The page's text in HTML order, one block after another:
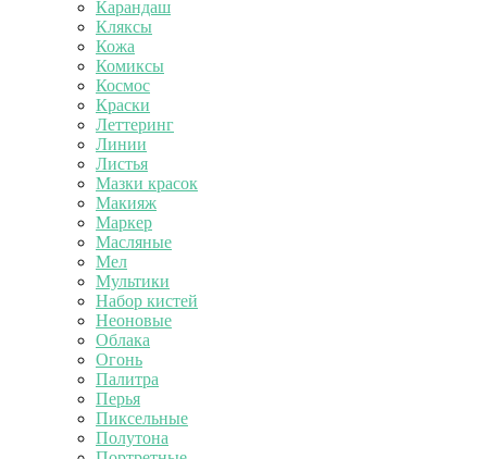
Карандаш
Кляксы
Кожа
Комиксы
Космос
Краски
Леттеринг
Линии
Листья
Мазки красок
Макияж
Маркер
Масляные
Мел
Мультики
Набор кистей
Неоновые
Облака
Огонь
Палитра
Перья
Пиксельные
Полутона